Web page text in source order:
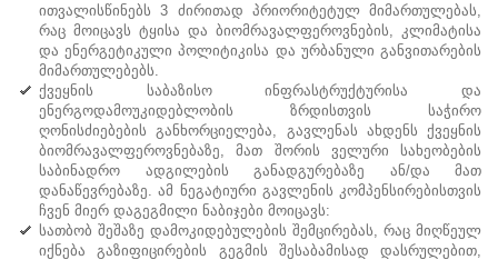
ითვალისწინებს 3 ძირითად პრიორიტეტულ მიმართულებას,
რაც მოიცავს ტყისა და ბიომრავალფეროვნების, კლიმატისა
და ენერგეტიკული პოლიტიკისა და ურბანული განვითარების
მიმართულებებს.
ქვეყნის საბაზისო ინფრასტრუქტურისა და
ენერგოდამოუკიდებლობის ზრდისთვის საჭირო
ღონისძიებების განხორციელება, გავლენას ახდენს ქვეყნის
ბიომრავალფეროვნებაზე, მათ შორის ველური სახეობების
საბინადრო ადგილების განადგურებაზე ან/და მათ
დანაწევრებაზე. ამ ნეგატიური გავლენის კომპენსირებისთვის
ჩვენ მიერ დაგეგმილი ნაბიჯები მოიცავს:
სათბობ შეშაზე დამოკიდებულების შემცირებას, რაც მიღწეულ
იქნება გაზიფიცირების გეგმის შესაბამისად დასრულებით,